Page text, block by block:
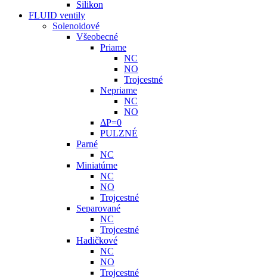
Silikon
FLUID ventily
Solenoidové
Všeobecné
Priame
NC
NO
Trojcestné
Nepriame
NC
NO
ΔP=0
PULZNÉ
Parné
NC
Miniatúrne
NC
NO
Trojcestné
Separované
NC
Trojcestné
Hadičkové
NC
NO
Trojcestné